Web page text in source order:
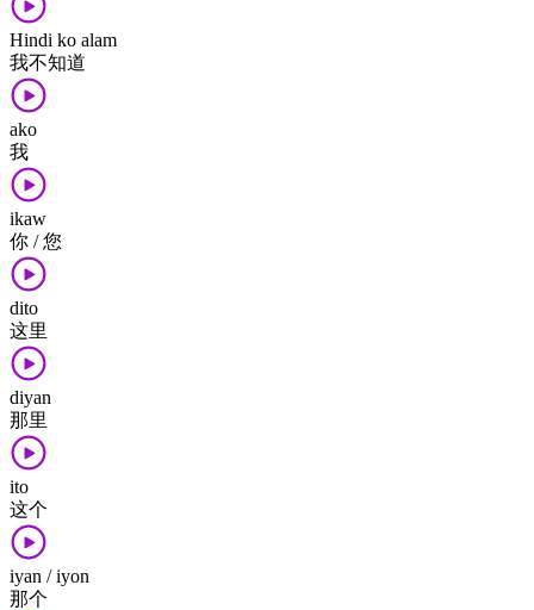
Hindi ko alam
我​不​知道
ako
我
ikaw
你 / 您
dito
这里
diyan
那里
ito
这个
iyan / iyon
那个